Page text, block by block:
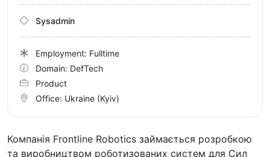
Компанія Frontline Robotics займається розробкою
та виробництвом роботизованих систем для Сил
Sysadmin
Employment: Fulltime
Domain: DefTech
Product
Office: Ukraine (Kyiv)